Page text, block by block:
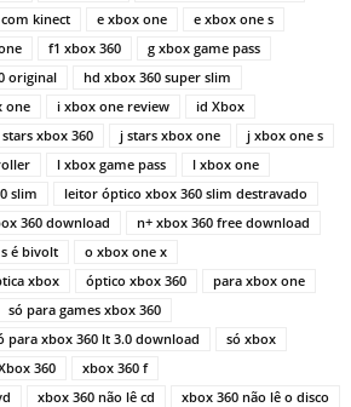
kinect e xbox one
e xbox one s
f1 xbox 360
g xbox game pass
original
hd xbox 360 super slim
one i xbox one review
id Xbox
stars xbox 360 j stars xbox one
j xbox one s
l xbox game pass
l xbox one
slim
leitor óptico xbox 360 slim destravado
360 download
n+ xbox 360 free download
é bivolt
o xbox one x
xbox óptico xbox 360
para xbox one
só para games xbox 360
para xbox 360 lt 3.0 download
só xbox
360
xbox 360 f
xbox 360 não lê cd
xbox 360 não lê o disco